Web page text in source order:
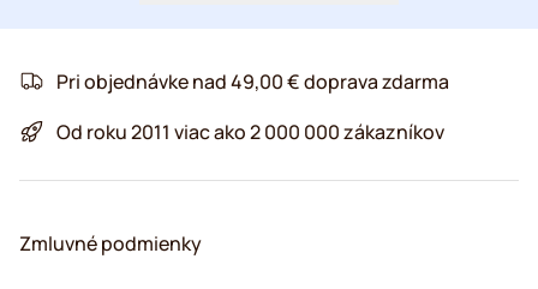
Pri objednávke nad 49,00 € doprava zdarma
Od roku 2011 viac ako 2 000 000 zákazníkov
Zmluvné podmienky